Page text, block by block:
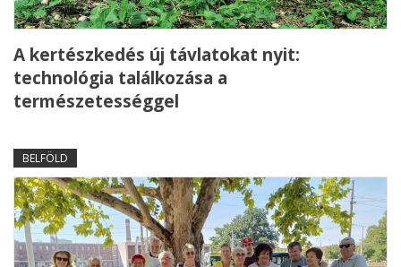
A kertészkedés új távlatokat nyit:
technológia találkozása a
természetességgel
BELFÖLD